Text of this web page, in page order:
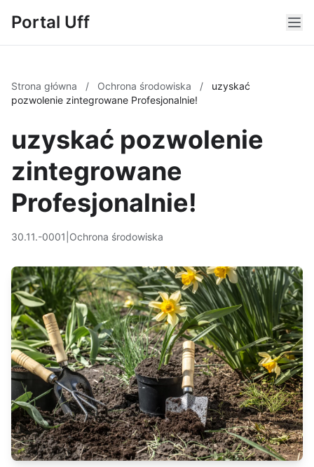
Portal Uff
Strona główna / Ochrona środowiska /
uzyskać
pozwolenie zintegrowane Profesjonalnie!
uzyskać pozwolenie
zintegrowane
Profesjonalnie!
30.11.-0001 Ochrona środowiska